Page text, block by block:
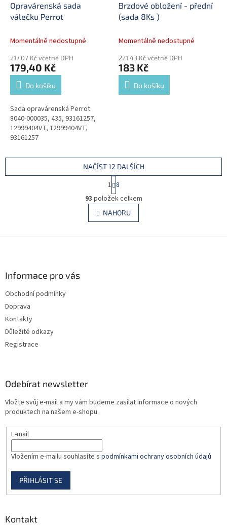
Opravárenská sada
válečku Perrot
Momentálně nedostupné
217,07 Kč včetně DPH
179,40 Kč
Do košíku
Sada opravárenská Perrot:
8040-000035, 435, 93161257,
12999404VT, 12999404VT,
93161257
Brzdové obložení - přední
(sada 8Ks )
Momentálně nedostupné
221,43 Kč včetně DPH
183 Kč
Do košíku
O
v
l
á
NAČÍST 12 DALŠÍCH
S
t
r
á
n
k
v
1 8
93 položek celkem
NAHORU
Informace pro vás
Obchodní podmínky
Doprava
Kontakty
Důležité odkazy
Registrace
Odebírat newsletter
Vložte svůj e-mail a my vám budeme zasílat informace o nových
produktech na našem e-shopu.
E-mail
Vložením e-mailu souhlasíte s podmínkami ochrany osobních údajů
PŘIHLÁSIT SE
Kontakt